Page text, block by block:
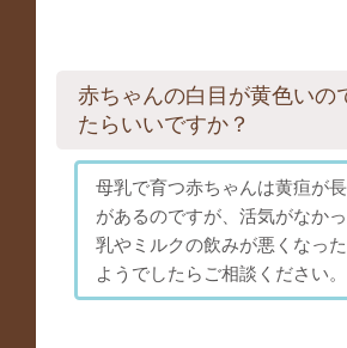
赤ちゃんの白目が黄色いの
たらいいですか？
母乳で育つ赤ちゃんは黄疸が
があるのですが、活気がなか
乳やミルクの飲みが悪くなっ
ようでしたらご相談ください。